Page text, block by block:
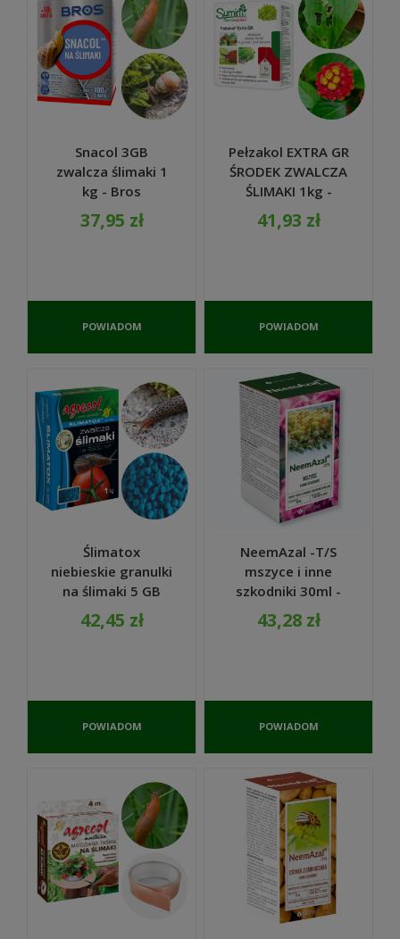
Snacol 3GB
zwalcza ślimaki 1
kg - Bros
37,95 zł
POWIADOM
DOSTĘPNOŚCI
Pełzakol EXTRA GR
ŚRODEK ZWALCZA
ŚLIMAKI 1kg -
SUMIN
41,93 zł
POWIADOM
DOSTĘPNOŚCI
Ślimatox
niebieskie granulki
na ślimaki 5 GB
TRUTKA 1kg -
Agrecol
42,45 zł
POWIADOM
DOSTĘPNOŚCI
NeemAzal -T/S
mszyce i inne
szkodniki 30ml -
Biocont
43,28 zł
POWIADOM
DOSTĘPNOŚCI